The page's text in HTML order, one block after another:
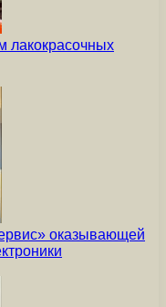
лакокрасочных
оказывающей